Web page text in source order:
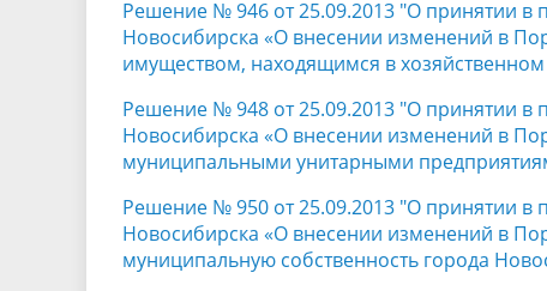
Решение № 946 от 25.09.2013 "О принятии в
Новосибирска «О внесении изменений в
имуществом, находящимся в
Решение № 948 от 25.09.2013 "О принятии в
Новосибирска «О внесении изменений в
муниципальными унитарными
Решение № 950 от 25.09.2013 "О принятии в
Новосибирска «О внесении изменений в
муниципальную собственность города